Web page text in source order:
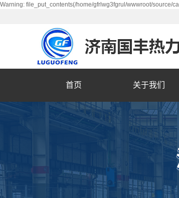
Warning: file_put_contents(/home/gfrlwg3fgrul/wwwroot/source/
首页 关于我们